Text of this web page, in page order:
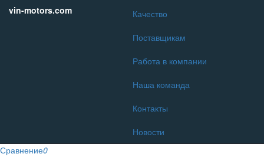
vin-motors.com
Качество
Поставщикам
Работа в компании
Наша команда
Контакты
Новости
Сравнение0